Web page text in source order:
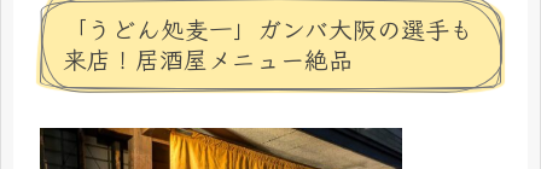
「うどん処麦一」ガンバ大阪の選手も
来店！居酒屋メニュー絶品